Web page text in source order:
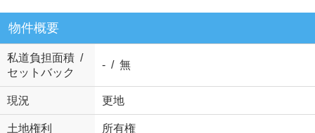
物件概要
私道負担面積 /
セットバック
- / 無
現況 更地
土地権利 所有権